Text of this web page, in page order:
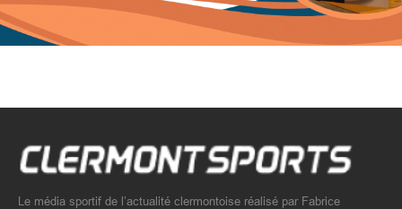
Le média sportif de l’actualité clermontoise réalisé par Fabrice